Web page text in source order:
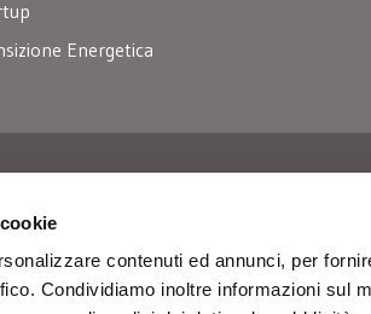
contenuti ed annunci, per
Condividiamo inoltre informazioni sul
Energetica